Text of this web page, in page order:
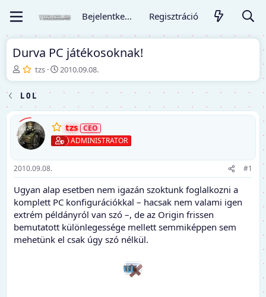
Bejelentkezés Regisztráció
Durva PC játékosoknak!
T
é
m
a
i
n
d
í
ó
tzs
K
e
ő
á
t
2010.09.08.
L 0 L
tzs
ADMINISTRATOR
2010.09.08. #1
Ugyan alap esetben nem igazán szoktunk foglalkozni a
komplett PC konfigurációkkal – hacsak nem valami igen
extrém példányról van szó –, de az Origin frissen
bemutatott különlegessége mellett semmiképpen sem
mehetünk el csak úgy szó nélkül.